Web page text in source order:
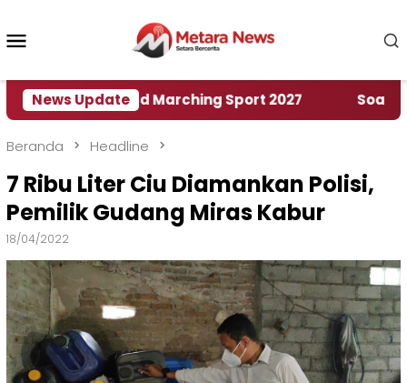
konten
News Update
World Marching Sport 2027 ‎Soal Rencana
Beranda Headline
7 Ribu Liter Ciu Diamankan Polisi,
Pemilik Gudang Miras Kabur
18/04/2022